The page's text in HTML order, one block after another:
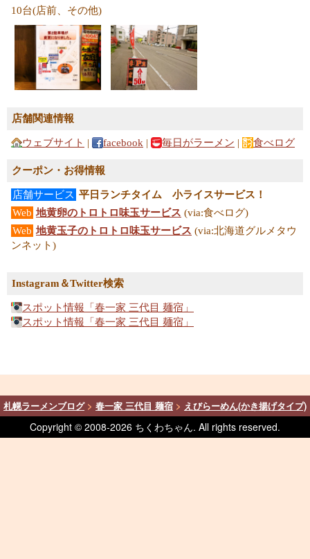
10台(店前、その他)
店舗関連情報
ウェブサイト | facebook | 毎日がラーメン | 食べログ
クーポン・お得情報
店舗サービス 平日ランチタイム 小ライスサービス！
Web 地黄卵のトロトロ味玉サービス (via:食べログ)
Web 地黄玉子のトロトロ味玉サービス (via:北海道グルメタウ
ンネット)
Instagram＆Twitter検索
スポット情報「春一家 三代目 麺宿」
スポット情報「春一家 三代目 麺宿」
札幌ラーメンブログ> 春一家 三代目 麺宿 > えびらーめん(かき揚げタイプ)
Copyright © 2008-2026 ちくわちゃん. All rights reserved.